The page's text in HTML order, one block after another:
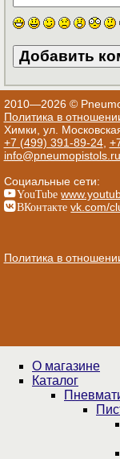
2010—2026 ©
Политика в
Химки, ул.
+7 (499) 391-89-24,
info@pneumopistols.ru
Социальные сети:
YouTube
ВКонтакте vk.com/
Политика в
О магазине
Каталог